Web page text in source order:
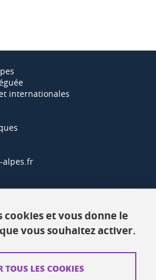
internationales
alpes.fr
cookies et vous donne le
vous souhaitez activer.
TOUS LES COOKIES